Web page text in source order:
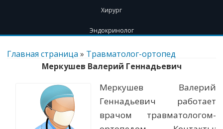
Хирург
Эндокринолог
Перейти
содержимому
Главная страница » Травматолог-ортопед
Меркушев Валерий Геннадьевич
Меркушев Валерий
Геннадьевич работает
врачом травматологом-